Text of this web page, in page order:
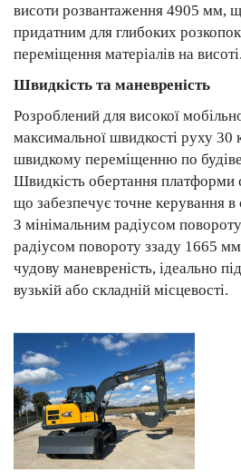
висоти розвантаження 4905 мм,
придатним для глибоких
переміщення матеріалів на висоті.
Швидкість та маневреність
Розроблений для високої
максимальної швидкості руху
швидкому переміщенню по
Швидкість обертання платформи
що забезпечує точне керування
З мінімальним радіусом
радіусом повороту ззаду 1665
чудову маневреність, ідеально
вузькій або складній місцевості.